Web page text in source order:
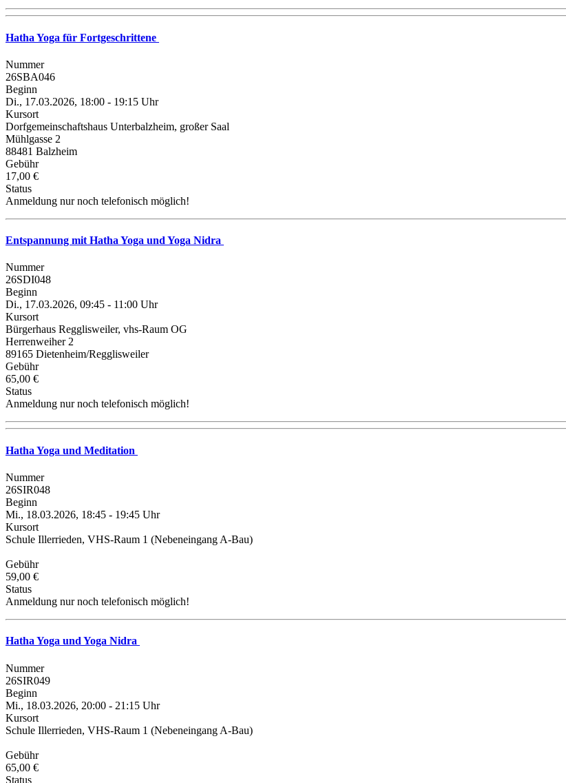
Hatha Yoga für Fortgeschrittene
Nummer
26SBA046
Beginn
Di., 17.03.2026, 18:00 - 19:15 Uhr
Kursort
Dorfgemeinschaftshaus Unterbalzheim, großer Saal
Mühlgasse 2
88481 Balzheim
Gebühr
17,00 €
Status
Anmeldung nur noch telefonisch möglich!
Entspannung mit Hatha Yoga und Yoga Nidra
Nummer
26SDI048
Beginn
Di., 17.03.2026, 09:45 - 11:00 Uhr
Kursort
Bürgerhaus Regglisweiler, vhs-Raum OG
Herrenweiher 2
89165 Dietenheim/Regglisweiler
Gebühr
65,00 €
Status
Anmeldung nur noch telefonisch möglich!
Hatha Yoga und Meditation
Nummer
26SIR048
Beginn
Mi., 18.03.2026, 18:45 - 19:45 Uhr
Kursort
Schule Illerrieden, VHS-Raum 1 (Nebeneingang A-Bau)
Gebühr
59,00 €
Status
Anmeldung nur noch telefonisch möglich!
Hatha Yoga und Yoga Nidra
Nummer
26SIR049
Beginn
Mi., 18.03.2026, 20:00 - 21:15 Uhr
Kursort
Schule Illerrieden, VHS-Raum 1 (Nebeneingang A-Bau)
Gebühr
65,00 €
Status